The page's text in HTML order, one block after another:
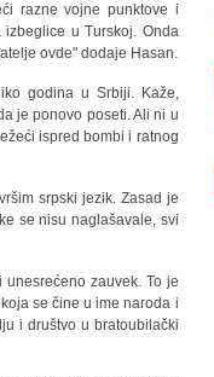
razne vojne punktove i
u Turskoj. Onda
ovde" dodaje Hasan.
godina u Srbiji. Kaže,
je ponovo poseti. Ali ni u
ispred bombi i ratnog
srpski jezik. Zasad je
se nisu naglašavale, svi
zauvek. To je
se čine u ime naroda i
i društvo u bratoubilački